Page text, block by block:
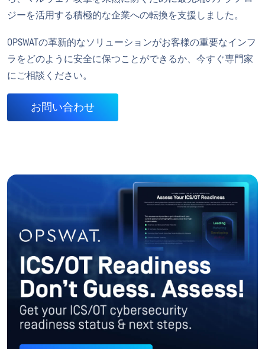
ジーを活用する積極的な企業への転換を支援しました。
OPSWATの革新的なソリューションがお客様の重要なインフ
ラをどのように安全に保つことができるか、今すぐ専門家
にご相談ください。
お問い合わせ